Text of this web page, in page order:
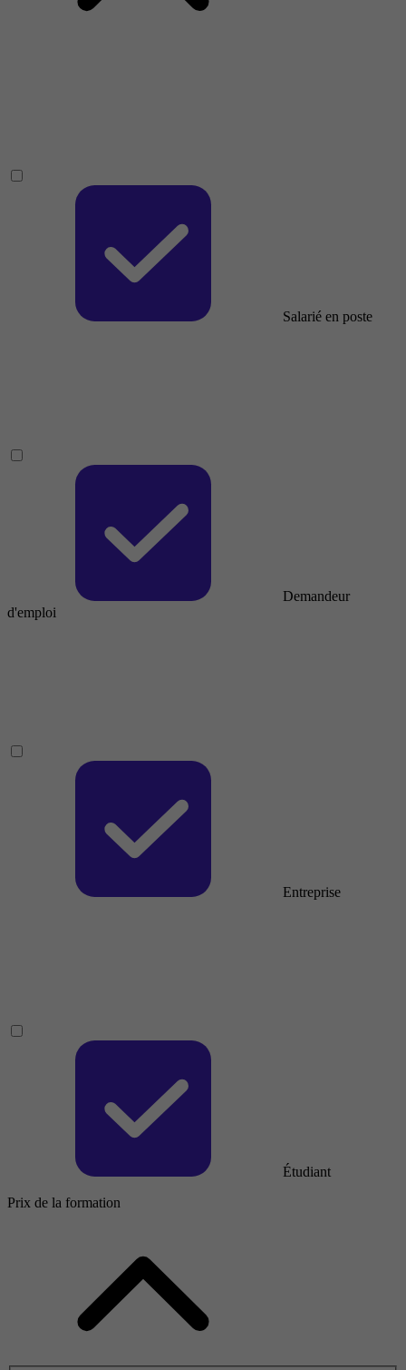
Salarié en poste
Demandeur
d'emploi
Entreprise
Étudiant
Prix de la formation